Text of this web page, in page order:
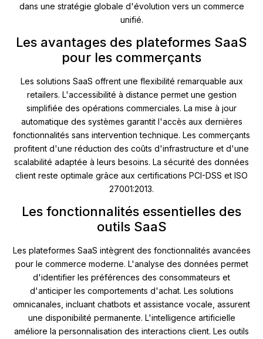
dans une stratégie globale d'évolution vers un commerce
unifié.
Les avantages des plateformes SaaS
pour les commerçants
Les solutions SaaS offrent une flexibilité remarquable aux
retailers. L'accessibilité à distance permet une gestion
simplifiée des opérations commerciales. La mise à jour
automatique des systèmes garantit l'accès aux dernières
fonctionnalités sans intervention technique. Les commerçants
profitent d'une réduction des coûts d'infrastructure et d'une
scalabilité adaptée à leurs besoins. La sécurité des données
client reste optimale grâce aux certifications PCI-DSS et ISO
27001:2013.
Les fonctionnalités essentielles des
outils SaaS
Les plateformes SaaS intègrent des fonctionnalités avancées
pour le commerce moderne. L'analyse des données permet
d'identifier les préférences des consommateurs et
d'anticiper les comportements d'achat. Les solutions
omnicanales, incluant chatbots et assistance vocale, assurent
une disponibilité permanente. L'intelligence artificielle
améliore la personnalisation des interactions client. Les outils